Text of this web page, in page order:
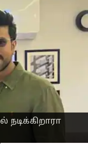
நடிக்கிறாரா
04:54 pm